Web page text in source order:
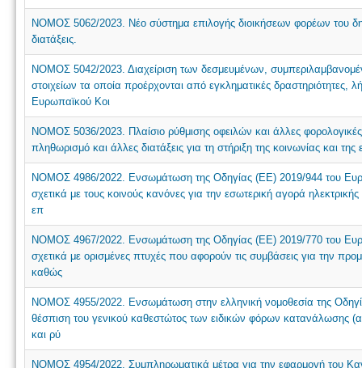
ΝΟΜΟΣ 5062/2023. Νέο σύστημα επιλογής διοικήσεων φορέων του
διατάξεις.
ΝΟΜΟΣ 5042/2023. Διαχείριση των δεσμευμένων,
στοιχείων τα οποία προέρχονται από εγκληματικές
Ευρωπαϊκού Κοι
ΝΟΜΟΣ 5036/2023. Πλαίσιο ρύθμισης οφειλών και άλλες
πληθωρισμό και άλλες διατάξεις για τη στήριξη της κοινωνίας και της
ΝΟΜΟΣ 4986/2022. Ενσωμάτωση της Οδηγίας (ΕΕ) 2019/944 του
σχετικά με τους κοινούς κανόνες για την εσωτερική αγορά
επ
ΝΟΜΟΣ 4967/2022. Ενσωμάτωση της Οδηγίας (ΕΕ) 2019/770 του
σχετικά με ορισμένες πτυχές που αφορούν τις συμβάσεις για την
καθώς
ΝΟΜΟΣ 4955/2022. Ενσωμάτωση στην ελληνική νομοθεσία της
θέσπιση του γενικού καθεστώτος των ειδικών φόρων κατανάλωσης
και ρύ
ΝΟΜΟΣ 4954/2022. Συμπληρωματικά μέτρα για την εφαρμογή του